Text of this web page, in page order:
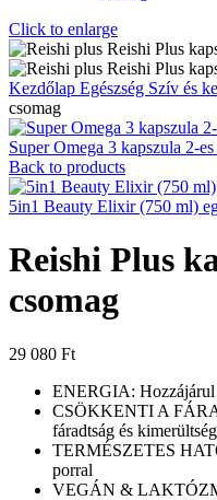
Click to enlarge
Kezdőlap Egészség Szív és
csomag
Super Omega 3 kapszula 2-
Back to products
5in1 Beauty Elixir (750 ml)
Reishi Plus
csomag
29 080 Ft
ENERGIA: Hozzájárul
CSÖKKENTI A
fáradtság és
TERMÉSZETES
porral
VEGÁN &